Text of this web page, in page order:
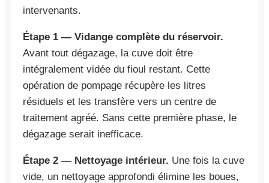
intervenants.
Étape 1 — Vidange complète du réservoir.
Avant tout dégazage, la cuve doit être
intégralement vidée du fioul restant. Cette
opération de pompage récupère les litres
résiduels et les transfère vers un centre de
traitement agréé. Sans cette première phase, le
dégazage serait inefficace.
Étape 2 — Nettoyage intérieur. Une fois la cuve
vide, un nettoyage approfondi élimine les boues,